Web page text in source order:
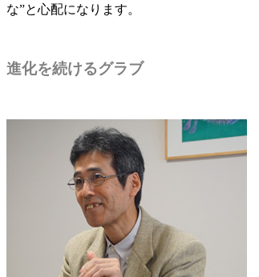
な”と心配になります。
進化を続けるグラブ